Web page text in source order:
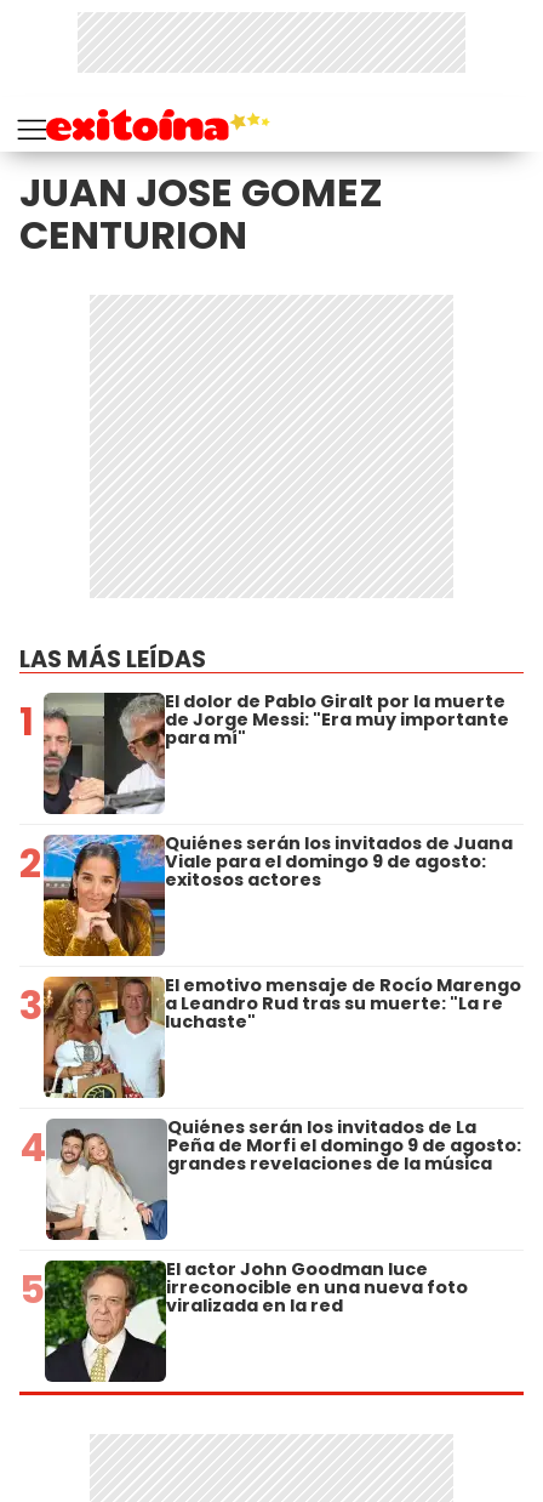
JUAN JOSE GOMEZ
CENTURION
LAS MÁS LEÍDAS
1 El dolor de Pablo Giralt por la muerte
de Jorge Messi: "Era muy importante
para mí"
2 Quiénes serán los invitados de Juana
Viale para el domingo 9 de agosto:
exitosos actores
3 El emotivo mensaje de Rocío Marengo
a Leandro Rud tras su muerte: "La re
luchaste"
4 Quiénes serán los invitados de La
Peña de Morfi el domingo 9 de agosto:
grandes revelaciones de la música
5 El actor John Goodman luce
irreconocible en una nueva foto
viralizada en la red